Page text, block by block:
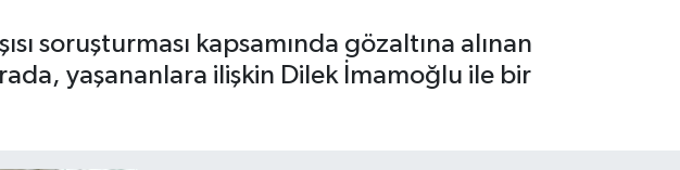
soruşturması kapsamında gözaltına alınan
yaşananlara ilişkin Dilek İmamoğlu ile bir